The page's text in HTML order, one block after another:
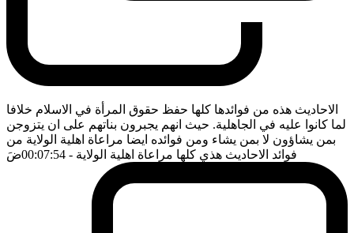
الاحاديث هذه من فوائدها كلها حفظ حقوق المرأة في الاسلام خلافا
لما كانوا عليه في الجاهلية. حيث انهم يجبرون بناتهم على ان يتزوجن
بمن يشاؤون لا بمن يشاء ومن فوائده ايضا مراعاة اهلية الولاية من
فوائد الاحاديث هذي كلها مراعاة اهلية الولاية - 00:07:54 ضَ